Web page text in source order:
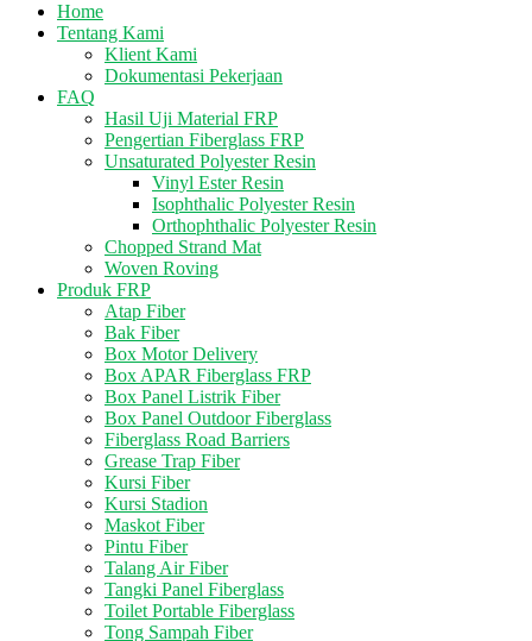
Menu
Home
Tentang Kami
Klient Kami
Dokumentasi Pekerjaan
FAQ
Hasil Uji Material FRP
Pengertian Fiberglass FRP
Unsaturated Polyester Resin
Vinyl Ester Resin
Isophthalic Polyester Resin
Orthophthalic Polyester Resin
Chopped Strand Mat
Woven Roving
Produk FRP
Atap Fiber
Bak Fiber
Box Motor Delivery
Box APAR Fiberglass FRP
Box Panel Listrik Fiber
Box Panel Outdoor Fiberglass
Fiberglass Road Barriers
Grease Trap Fiber
Kursi Fiber
Kursi Stadion
Maskot Fiber
Pintu Fiber
Talang Air Fiber
Tangki Panel Fiberglass
Toilet Portable Fiberglass
Tong Sampah Fiber